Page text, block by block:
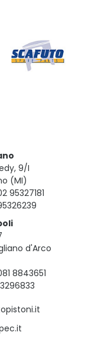
9/I
(MI)
95327181
d'Arco
8843651